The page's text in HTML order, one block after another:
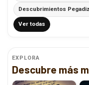
Descubrimientos
Ver todas
EXPLORA
Descubre más